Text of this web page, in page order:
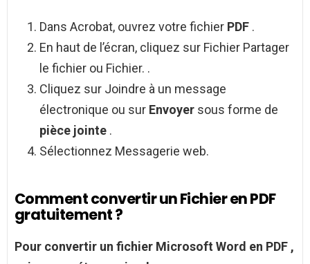
Dans Acrobat, ouvrez votre fichier PDF .
En haut de l’écran, cliquez sur Fichier Partager
le fichier ou Fichier. .
Cliquez sur Joindre à un message
électronique ou sur Envoyer sous forme de
pièce jointe .
Sélectionnez Messagerie web.
Comment convertir un Fichier en PDF
gratuitement ?
Pour convertir un fichier Microsoft Word en PDF ,